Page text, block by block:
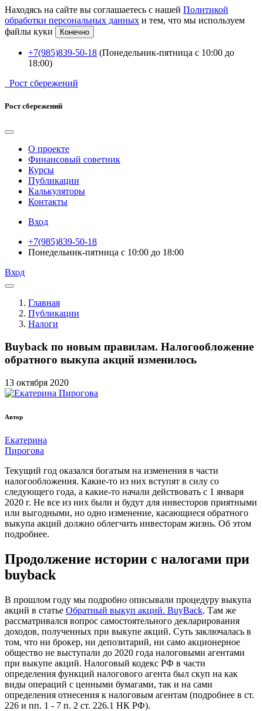
Находясь на сайте вы соглашаетесь с нашей Политикой
обработки персональных данных и тем, что мы используем
файлы куки
Конечно
+7(985)839-50-18 (Понедельник-пятница с 10:00 до
18:00)
Рост сбережений
Рост сбережений
О проекте
Финансовый советник
Курсы
Публикации
Калькуляторы
Контакты
Вход
+7(985)839-50-18
Понедельник-пятница с 10:00 до 18:00
Вход
Главная
Публикации
Налоги
Buyback по новым правилам. Налогообложение
обратного выкупа акций изменилось
13 октября 2020
Автор
Екатерина
Пирогова
Текущий год оказался богатым на изменения в части
налогообложения. Какие-то из них вступят в силу со
следующего года, а какие-то начали действовать с 1 января
2020 г. Не все из них были и будут для инвесторов приятными
или выгодными, но одно изменение, касающиеся обратного
выкупа акций должно облегчить инвесторам жизнь. Об этом
подробнее.
Продолжение истории с налогами при
buyback
В прошлом году мы подробно описывали процедуру выкупа
акций в статье Обратный выкуп акций. BuyBack. Там же
рассматривался вопрос самостоятельного декларирования
доходов, полученных при выкупе акций. Суть заключалась в
том, что ни брокер, ни депозитарий, ни само акционерное
общество не выступали до 2020 года налоговыми агентами
при выкупе акций. Налоговый кодекс РФ в части
определения функций налогового агента был скуп на как
виды операций с ценными бумагами, так и на сами
определения отнесения к налоговым агентам (подробнее в ст.
226 и пп. 1 - 7 п. 2 ст. 226.1 НК РФ).